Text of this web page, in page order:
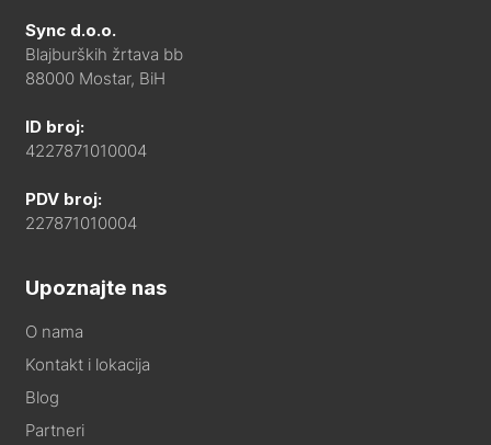
Sync d.o.o.
Blajburških žrtava bb
88000 Mostar, BiH
ID broj:
4227871010004
PDV broj:
227871010004
Upoznajte nas
O nama
Kontakt i lokacija
Blog
Partneri